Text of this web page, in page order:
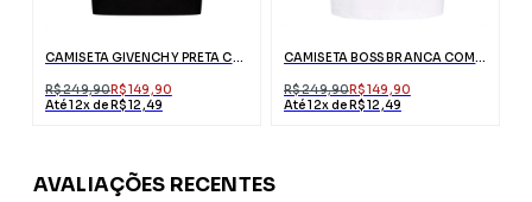
CAMISETA GIVENCHY PRETA COM LOGO RISCADO
R$ 249,90R$ 149,90
Até 12x de R$ 12,49
CAMISETA BOSS BRANCA COM LOGO PRETO
R$ 249,90R$ 149,90
Até 12x de R$ 12,49
AVALIAÇÕES RECENTES